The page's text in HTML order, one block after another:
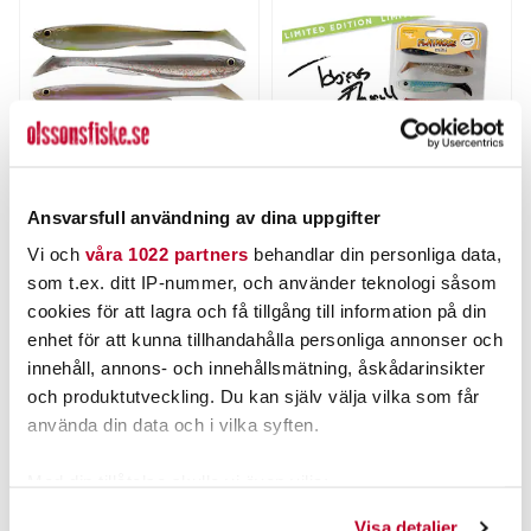
Ansvarsfull användning av dina uppgifter
Vi och våra 1022 partners behandlar din personliga data,
som t.ex. ditt IP-nummer, och använder teknologi såsom
cookies för att lagra och få tillgång till information på din
enhet för att kunna tillhandahålla personliga annonser och
innehåll, annons- och innehållsmätning, åskådarinsikter
och produktutveckling. Du kan själv välja vilka som får
använda din data och i vilka syften.
DAIWA
Daiwa Slim Shad Y 135mm
4st/fp
Nuvarande pris:
79,00 kr Tidigare pris:
89,00 kr
79,00 kr
89,00 kr
LÄS MER
FLATNOSE
Flatnose Mini 9cm, 7gr,
Tobias Search Pack 5-pack
Pris :99,00 kr99,00 kr
TILLFÄLLIGT SLUT
LÄS MER